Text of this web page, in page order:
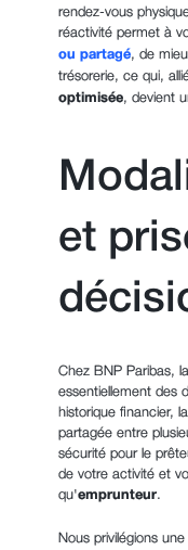
rendez-vous
réactivité permet à
ou partagé, de
trésorerie, ce qui,
optimisée, devient
et
Chez BNP Paribas,
essentiellement des
historique financier,
partagée entre
sécurité pour le
de votre activité et
qu'emprunteur.
Nous privilégions